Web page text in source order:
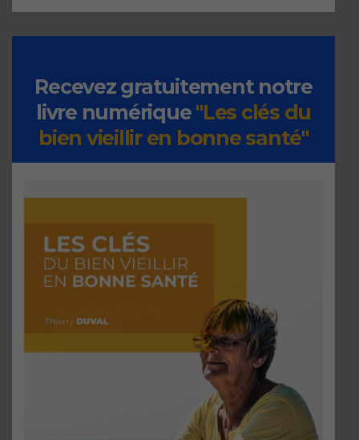
Recevez gratuitement notre
livre numérique "Les clés du
bien vieillir en bonne santé"